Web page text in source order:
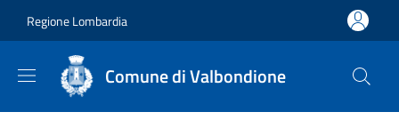
Regione Lombardia
Comune di Valbondione